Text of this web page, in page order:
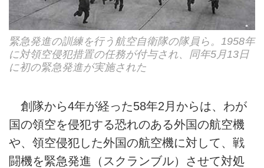
緊急発進の訓練を行う航空自衛隊の隊員ら。1958年
に対領空侵犯措置の任務が付与され、同年5月13日
に初の緊急発進が実施された
創隊から4年が経った58年2月からは、わが
国の領空を侵犯する恐れのある外国の航空機
や、領空侵犯した外国の航空機に対して、戦
闘機を緊急発進（スクランブル）させて対処